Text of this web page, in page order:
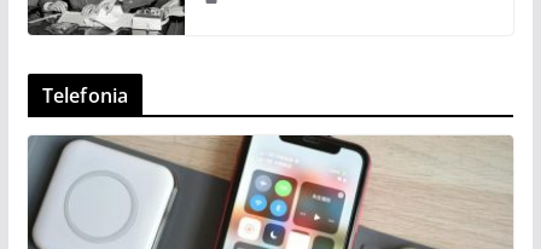
Telefonia